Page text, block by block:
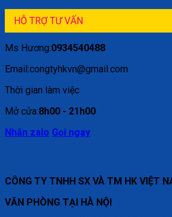
HỖ TRỢ TƯ VẤN
Ms Hương:0934540488
Email:congtyhkvn@gmail.com
Thời gian làm việc
Mở cửa:8h00 - 21h00
Nhắn zalo Gọi ngay
CÔNG TY TNHH SX VÀ TM HK VIỆT
VĂN PHÒNG TẠI HÀ NỘI